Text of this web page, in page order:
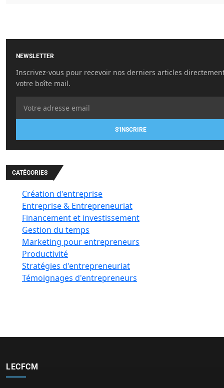
NEWSLETTER
Inscrivez-vous pour recevoir nos derniers articles
votre boîte mail.
S'INSCRIRE
CATÉGORIES
Création d'entreprise
Entreprise & Entrepreneuriat
Financement et investissement
Gestion du temps
Marketing pour entrepreneurs
Productivité
Stratégies d'entrepreneuriat
Témoignages d'entrepreneurs
LECFCM